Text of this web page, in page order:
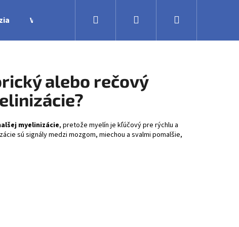
Výroba Obchodné podmienky Veľkoobchodná
Prihlásenie
alebo rečový
myelinizácie, pretože myelín je kľúčový pre rýchlu a
sú signály medzi mozgom, miechou a svalmi pomalšie,